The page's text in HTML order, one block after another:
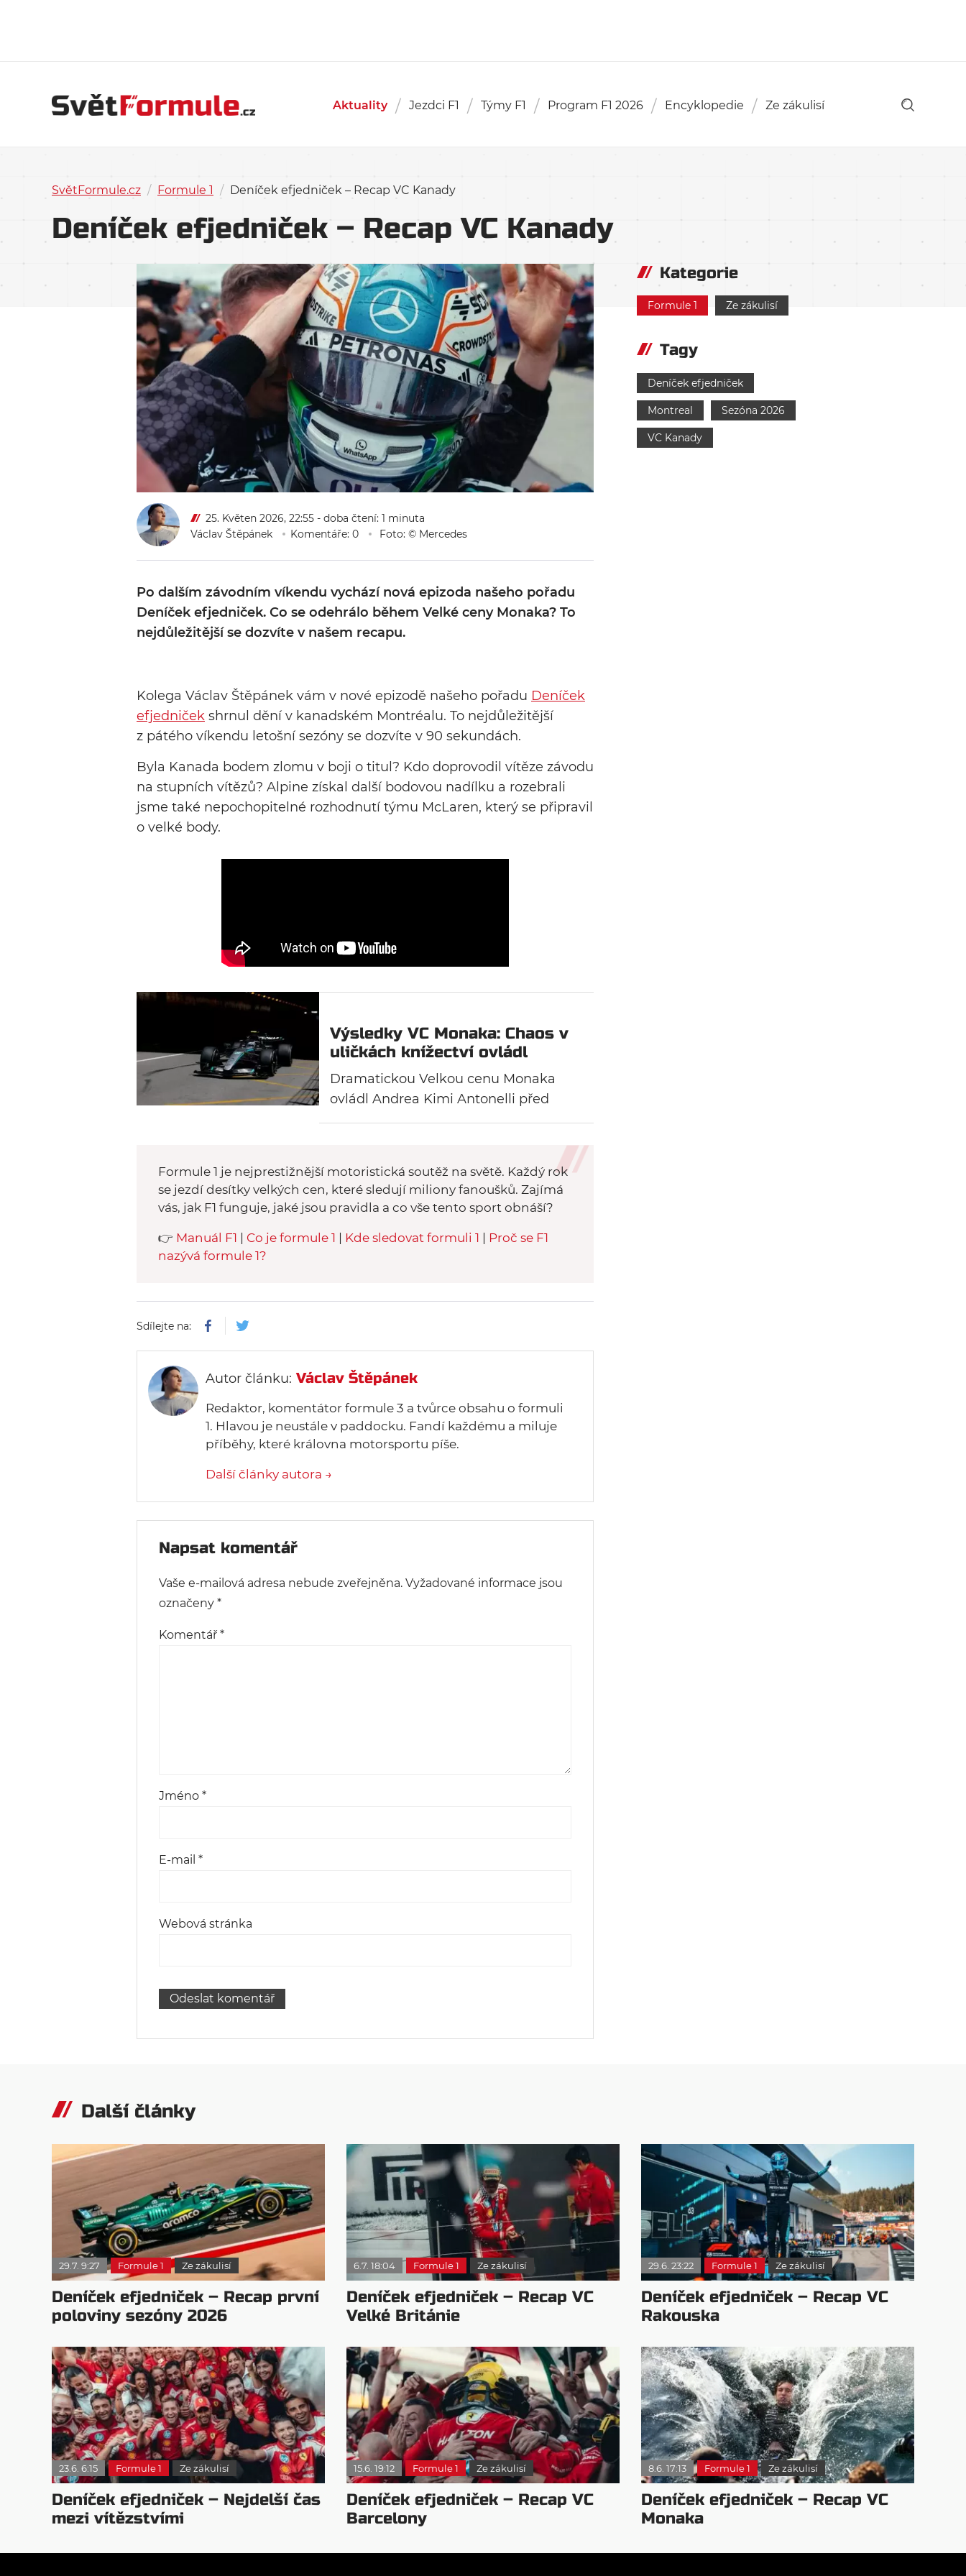
Aktuality Jezdci F1 Týmy F1 Program F1 2026 Encyklopedie Ze zákulisí
SvětFormule.cz / Formule 1 / Deníček efjedniček – Recap VC Kanady
Deníček efjedniček – Recap VC Kanady
25. Květen 2026, 22:55 - doba čtení: 1 minuta
Václav Štěpánek
Komentáře: 0 Foto: © Mercedes
Po dalším závodním víkendu vychází nová epizoda našeho pořadu
Deníček efjedniček. Co se odehrálo během Velké ceny Monaka? To
nejdůležitější se dozvíte v našem recapu.
Kolega Václav Štěpánek vám v nové epizodě našeho pořadu Deníček
efjedniček shrnul dění v kanadském Montréalu. To nejdůležitější
z pátého víkendu letošní sezóny se dozvíte v 90 sekundách.
Byla Kanada bodem zlomu v boji o titul? Kdo doprovodil vítěze závodu
na stupních vítězů? Alpine získal další bodovou nadílku a rozebrali
jsme také nepochopitelné rozhodnutí týmu McLaren, který se připravil
o velké body.
Výsledky VC Monaka: Chaos v
uličkách knížectví ovládl
Antonelli, Leclerc doplatil na
asfalt
Dramatickou Velkou cenu Monaka
ovládl Andrea Kimi Antonelli před
Lewisem Hamiltonem. Třetí pozici
vyjel safety car, několik pilotů dostalo
penalizaci za překročení rychlosti v
boxech a následně červené vlajky
zatáčce. Na to doplatil Lance Stroll i
Formule 1 je nejprestižnější motoristická soutěž na světě. Každý rok
se jezdí desítky velkých cen, které sledují miliony fanoušků. Zajímá
vás, jak F1 funguje, jaké jsou pravidla a co vše tento sport obnáší?
👉 Manuál F1 Co je formule 1 Kde sledovat formuli 1
Proč se F1
nazývá formule 1?
Sdílejte na:
Autor článku: Václav Štěpánek
Redaktor, komentátor formule 3 a tvůrce obsahu o formuli
1. Hlavou je neustále v paddocku. Fandí každému a miluje
příběhy, které královna motorsportu píše.
Další články autora →
Napsat komentář
Vaše e-mailová adresa nebude zveřejněna. Vyžadované informace jsou
označeny *
Komentář *
Jméno *
E-mail *
Webová stránka
Kategorie
Formule 1 Ze zákulisí
Tagy
Deníček efjedniček
Montreal Sezóna 2026
VC Kanady
Další články
29.7. 9:27 Formule 1 Ze zákulisí
Deníček efjedniček – Recap první
poloviny sezóny 2026
6.7. 18:04 Formule 1 Ze zákulisí
Deníček efjedniček – Recap VC
Velké Británie
29.6. 23:22 Formule 1 Ze zákulisí
Deníček efjedniček – Recap VC
Rakouska
23.6. 6:15 Formule 1 Ze zákulisí
Deníček efjedniček – Nejdelší čas
mezi vítězstvími
15.6. 19:12 Formule 1 Ze zákulisí
Deníček efjedniček – Recap VC
Barcelony
8.6. 17:13 Formule 1 Ze zákulisí
Deníček efjedniček – Recap VC
Monaka